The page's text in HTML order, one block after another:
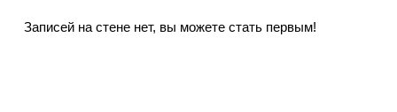
Записей на стене нет, вы можете стать первым!